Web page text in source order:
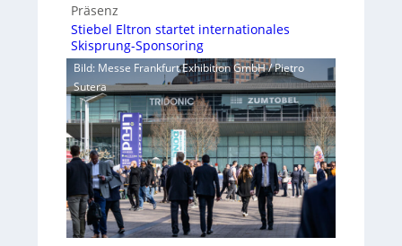
Präsenz
Stiebel Eltron startet internationales
Skisprung-Sponsoring
Bild: Messe Frankfurt Exhibition GmbH / Pietro
Sutera